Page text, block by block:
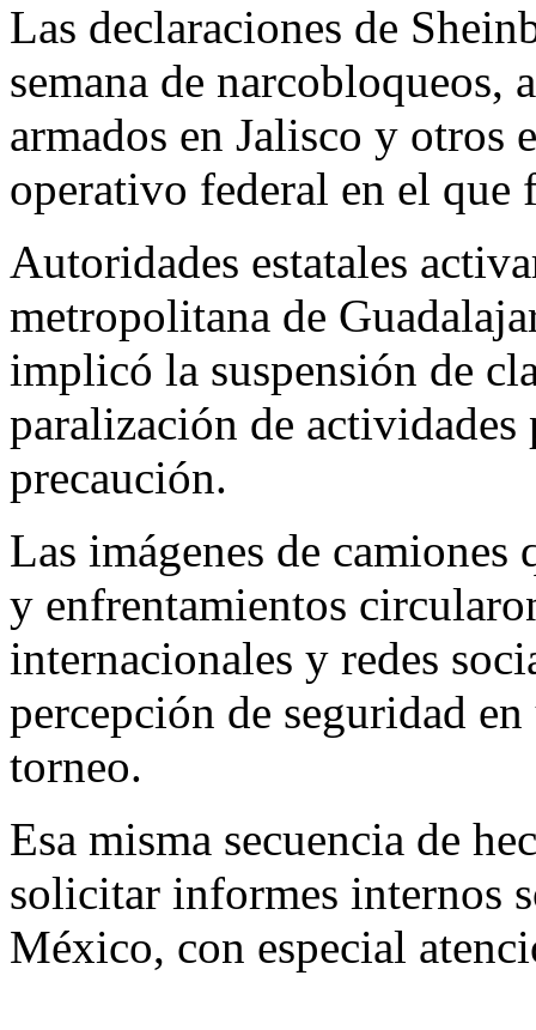
Las declaraciones de
semana de narcobloqueos,
armados en Jalisco y otros
operativo federal en el que
Autoridades estatales
metropolitana de
implicó la suspensión de
paralización de
precaución.
Las imágenes de camiones
y enfrentamientos
internacionales y redes
percepción de seguridad
torneo.
Esa misma secuencia de
solicitar informes internos
México, con especial